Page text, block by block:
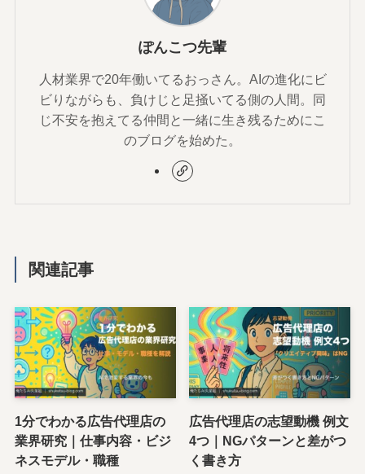
ぽんこつ先輩
人材業界で20年働いてるおっさん。AIの進化にビ
ビりながらも、負けじと足掻いてる側の人間。同
じ不安を抱えてる仲間と一緒に生き残るためにこ
のブログを始めた。
関連記事
1分でわかる広告代理店の
業界研究｜仕事内容・ビジ
ネスモデル・職種
広告代理店の志望動機 例文
4つ｜NGパターンと差がつ
く書き方